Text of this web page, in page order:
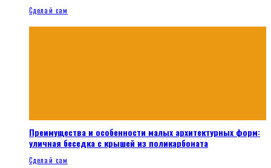
Сделай сам
Преимущества и особенности малых архитектурных форм:
уличная беседка с крышей из поликарбоната
Сделай сам